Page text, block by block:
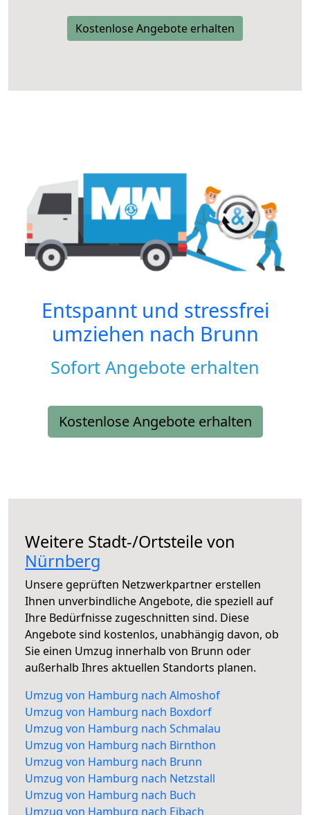
Kostenlose Angebote erhalten
Entspannt und stressfrei
umziehen nach Brunn
Sofort Angebote erhalten
Kostenlose Angebote erhalten
Weitere Stadt-/Ortsteile von
Nürnberg
Unsere geprüften Netzwerkpartner erstellen
Ihnen unverbindliche Angebote, die speziell auf
Ihre Bedürfnisse zugeschnitten sind. Diese
Angebote sind kostenlos, unabhängig davon, ob
Sie einen Umzug innerhalb von Brunn oder
außerhalb Ihres aktuellen Standorts planen.
Umzug von Hamburg nach Almoshof
Umzug von Hamburg nach Boxdorf
Umzug von Hamburg nach Schmalau
Umzug von Hamburg nach Birnthon
Umzug von Hamburg nach Brunn
Umzug von Hamburg nach Netzstall
Umzug von Hamburg nach Buch
Umzug von Hamburg nach Eibach